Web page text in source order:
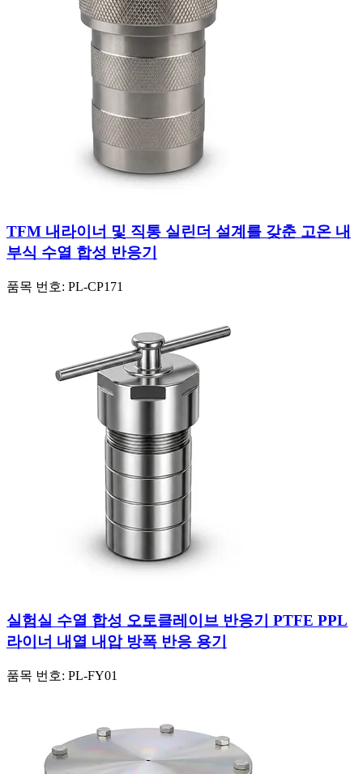
TFM 내라이너 및 직통 실린더 설계를 갖춘 고온 내
부식 수열 합성 반응기
품목 번호: PL-CP171
실험실 수열 합성 오토클레이브 반응기 PTFE PPL
라이너 내열 내압 방폭 반응 용기
품목 번호: PL-FY01